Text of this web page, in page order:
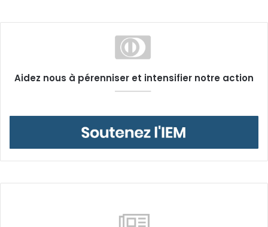
Aidez nous à pérenniser et intensifier notre action